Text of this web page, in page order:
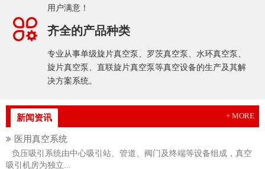
用户满意！
齐全的产品种类
专业从事单级旋片真空泵、罗茨真空泵、水环真空泵、
旋片真空泵、直联旋片真空泵等真空设备的生产及其解
决方案系统。
新闻资讯 + MORE
医用真空系统
负压吸引系统由中心吸引站、管道、阀门及终端等设备组成，真空
吸引机房为独立...